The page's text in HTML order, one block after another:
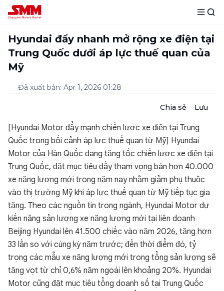
Hyundai đẩy nhanh mở rộng xe điện tại
Trung Quốc dưới áp lực thuế quan của
Mỹ
Đã xuất bản: Apr 1, 2026 01:28
Chia sẻ Lưu
[Hyundai Motor đẩy mạnh chiến lược xe điện tại Trung
Quốc trong bối cảnh áp lực thuế quan từ Mỹ] Hyundai
Motor của Hàn Quốc đang tăng tốc chiến lược xe điện tại
Trung Quốc, đặt mục tiêu đầy tham vọng bán hơn 40.000
xe năng lượng mới trong năm nay nhằm giảm phụ thuộc
vào thị trường Mỹ khi áp lực thuế quan từ Mỹ tiếp tục gia
tăng. Theo các nguồn tin trong ngành, Hyundai Motor dự
kiến nâng sản lượng xe năng lượng mới tại liên doanh
Beijing Hyundai lên 41.500 chiếc vào năm 2026, tăng hơn
33 lần so với cùng kỳ năm trước; đến thời điểm đó, tỷ
trọng các mẫu xe năng lượng mới trong tổng sản lượng sẽ
tăng vọt từ chỉ 0,6% năm ngoái lên khoảng 20%. Hyundai
Motor cũng đặt mục tiêu tổng doanh số tại Trung Quốc